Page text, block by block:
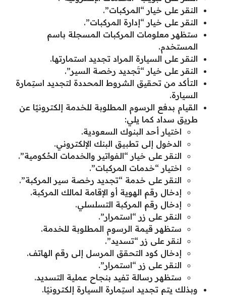
النقر على خيار “المركبات”.
النقر على خيار “إدارة المركبات”.
ستظهر معلومات المركبات المسجلة باسم
المستخدم.
النقر على السيارة المراد تجديد استمارتها.
النقر على خيار “تَجديد رخصة السير”.
التأكد من تحقيق الشروط المحددة لتجديد استِمارة
السيارة.
القيام بدفع الرسوم المطلوبة للخدمة إلكترونيًا عن
طريق سداد كما يلي:
اختيار أحد البنوك السعودية.
الدخول إلى تطبيق البنك الإلكتروني.
النقر على خيار “الفواتير والخدمات الحُكومية”.
اختيار “خدمات المركبات”.
النقر على خدمة “تجديد رخصة سير المركبة”.
إدخال رقم الهوية أو الإقامة لمالك المركبة.
إدخال رقم المركبة التسلسلي.
النقر على زر “استمرار”.
ستظهر قيمة الرسوم المطلوبة للخدمة.
لنقر على زر “تسديد”.
إدخال كود التحقق المرسل إلى رقم الهاتف.
النقر على زر “استمرار”.
ستظهر رسالة تفيد بنجاح عملية التسديد.
وبذلك يتم تجديد استِمارة السيارة إلكترونيًا.